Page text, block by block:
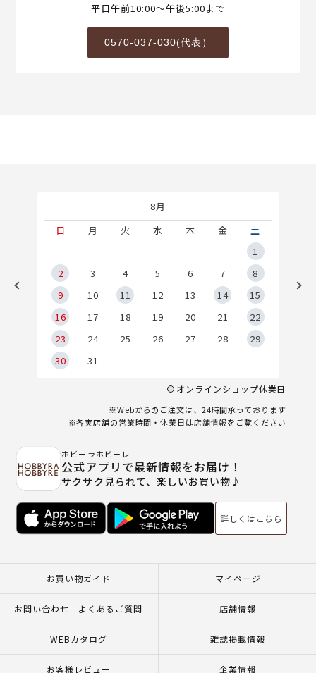
平日午前10:00～午後5:00まで
0570-037-030(代表）
8月
日
月 火 水 木 金
土
1
2
3 4 5 6 7
8
9
10 11 12 13 14
15
16
17 18 19 20 21
22
23
24 25 26 27 28
29
30
31
オンラインショップ休業日
※Webからのご注文は、24時間承っております
※各実店舗の営業時間・休業日は店舗情報をご覧ください
ホビーラホビーレ
公式アプリで最新情報をお届け！
サクサク見られて、楽しいお買い物♪
詳しくはこちら
お買い物ガイド マイページ
お問い合わせ - よくあるご質問 店舗情報
WEBカタログ 雑誌掲載情報
お客様レビュー 企業情報